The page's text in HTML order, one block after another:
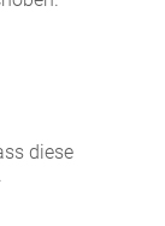
diese